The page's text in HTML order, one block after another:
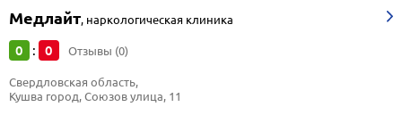
Медлайт, наркологическая клиника
0 : 0 Отзывы (0)
Свердловская область,
Кушва город, Союзов улица, 11